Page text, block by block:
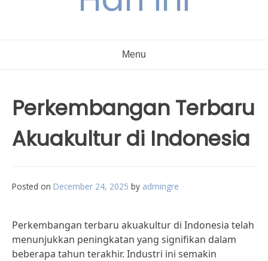
Menu
Perkembangan Terbaru
Akuakultur di Indonesia
Posted on December 24, 2025 by admingre
Perkembangan terbaru akuakultur di Indonesia telah
menunjukkan peningkatan yang signifikan dalam
beberapa tahun terakhir. Industri ini semakin